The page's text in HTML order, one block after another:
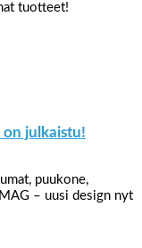
tuotteet!
julkaistu!
puukone,
– uusi design nyt